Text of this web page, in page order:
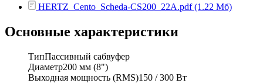
HERTZ_Cento_Scheda-CS200_22A.pdf (1.22 Мб)
Основные характеристики
ТипПассивный сабвуфер
Диаметр200 мм (8")
Выходная мощность (RMS)150 / 300 Вт